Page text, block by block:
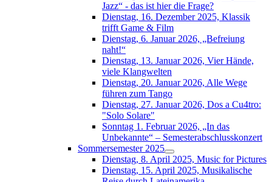
Jazz“ - das ist hier die Frage?
Dienstag, 16. Dezember 2025, Klassik
trifft Game & Film
Dienstag, 6. Januar 2026, „Befreiung
naht!“
Dienstag, 13. Januar 2026, Vier Hände,
viele Klangwelten
Dienstag, 20. Januar 2026, Alle Wege
führen zum Tango
Dienstag, 27. Januar 2026, Dos a Cu4tro:
"Solo Solare"
Sonntag 1. Februar 2026, „In das
Unbekannte“ – Semesterabschlusskonzert
Sommersemester 2025
Dienstag, 8. April 2025, Music for Pictures
Dienstag, 15. April 2025, Musikalische